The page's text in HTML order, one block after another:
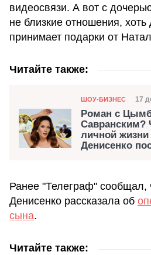
видеосвязи. А вот с
не близкие отношения, хоть
принимает подарки от
Читайте также:
Категория
ШОУ-БИЗНЕС 17
Роман с
Савранским?
личной жизни
Денисенко
Ранее "Телеграф" сообщал,
Денисенко рассказала об
сына.
Читайте также: